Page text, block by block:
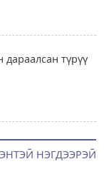
түрүү
НЭГДЭЭРЭЙ